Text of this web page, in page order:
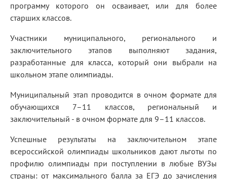
программу которого он осваивает, или для более
старших классов.
Участники муниципального, регионального и
заключительного этапов выполняют задания,
разработанные для класса, который они выбрали на
школьном этапе олимпиады.
Муниципальный этап проводится в очном формате для
обучающихся 7–11 классов, региональный и
заключительный - в очном формате для 9–11 классов.
Успешные результаты на заключительном этапе
всероссийской олимпиады школьников дают льготы по
профилю олимпиады при поступлении в любые ВУЗы
страны: от максимального балла за ЕГЭ до зачисления